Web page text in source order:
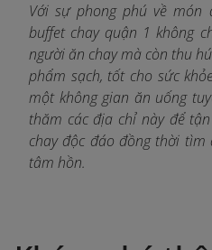
Với sự phong phú về món
buffet chay quận 1 không
người ăn chay mà còn thu
phẩm sạch, tốt cho sức
một không gian ăn uống
thăm các địa chỉ này để
chay độc đáo đồng thời
tâm hồn.